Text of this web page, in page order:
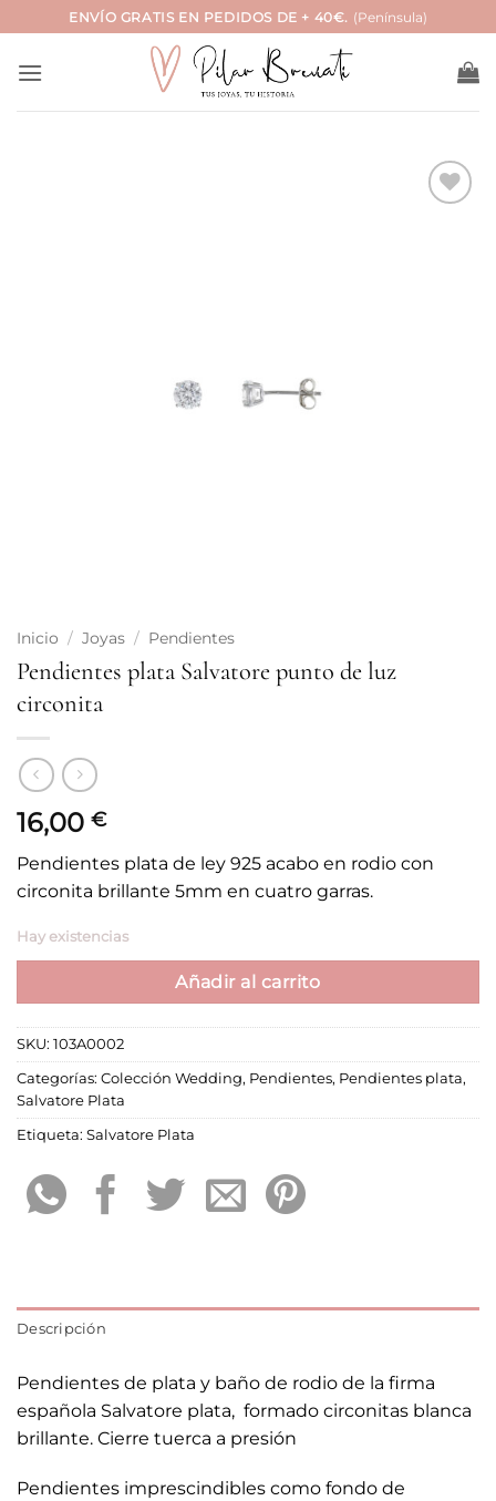
al
contenido
ENVÍO GRATIS EN PEDIDOS DE + 40€. (Península)
Inicio / Joyas / Pendientes
Pendientes plata Salvatore punto de luz
circonita
16,00 €
Pendientes plata de ley 925 acabo en rodio con
circonita brillante 5mm en cuatro garras.
Hay existencias
Añadir al carrito
SKU: 103A0002
Categorías: Colección Wedding, Pendientes, Pendientes plata,
Salvatore Plata
Etiqueta: Salvatore Plata
Descripción
Pendientes de plata y baño de rodio de la firma
española Salvatore plata, formado circonitas blanca
brillante. Cierre tuerca a presión
Pendientes imprescindibles como fondo de